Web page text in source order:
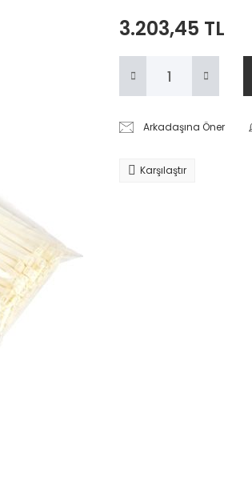
3.203,45 TL
Arkadaşına Öner
Karşılaştır